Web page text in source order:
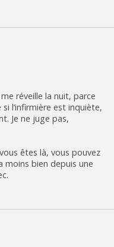
réveille la nuit, parce
l’infirmière est inquiète,
Je ne juge pas,
êtes là, vous pouvez
moins bien depuis une